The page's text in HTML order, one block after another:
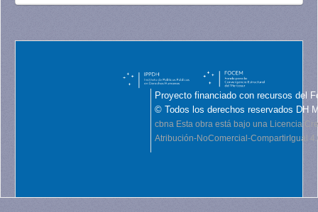
Proyecto financiado con recursos del
© Todos los derechos reservados DH
cbna Esta obra está bajo una Licencia
Atribución-NoComercial-CompartirIgual